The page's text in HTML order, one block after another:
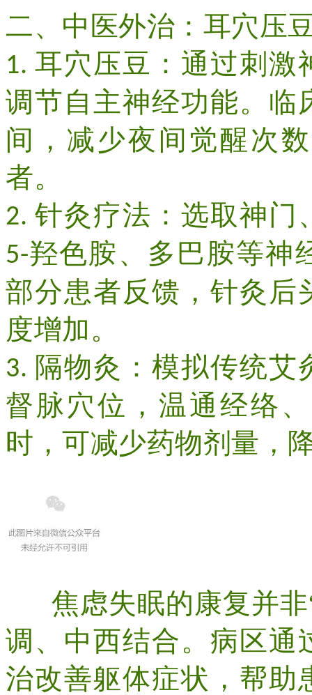
二、中医外治：耳穴压
1.耳穴压豆：通过刺激
调节自主神经功能。临
间，减少夜间觉醒次
者。
2.针灸疗法：选取神门
5-羟色胺、多巴胺等神
部分患者反馈，针灸后
度增加。
3. 隔物灸：模拟传统艾
督脉穴位，温通经络
时，可减少药物剂量，
焦虑失眠的康复并非
调、中西结合。病区通
治改善躯体症状，帮助